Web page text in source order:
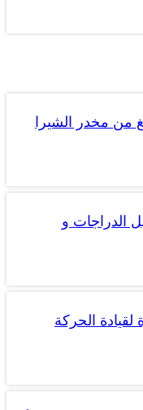
توقف مروج بحوزته 3 كلغ من مخدر الشيرا
الدراجات و
الحركة